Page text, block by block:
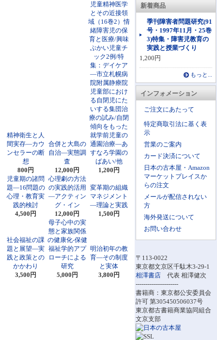
新着商品
季刊障害者問題研究(91
号・1997年11月・25巻
3)特集・障害児教育の
実践と授業づくり
1,200円
もっと...
インフォメーション
ご注文にあたって
特定商取引法に基く表
示
営業のご案内
カード決済について
日本の古本屋・Amazon
マーケットプレイスか
らの注文
メールが配信されない
方
海外発送について
お問い合わせ
〒113-0022
東京都文京区千駄木3-29-1
相澤書店 代表 相澤健次
----------------------
書籍商：東京都公安委員会
許可 第305450506037号
東京都古書籍商業協同組合
文京支部
精神衛生と人
間実存―カウ
ンセラーの断
想
800円
合併と大島の
自治―実態調
査
12,000円
児童精神医学
とその近接領
域（16巻2）情
緒障害児の保
育と医療/興味
ぶかい児童チ
ック2例/特
集：デイケア
―市立札幌病
院附属静療院
児童部におけ
る自閉児にた
いする集団治
療の試み/自閉
傾向をもった
就学前児童の
通園治療―あ
すなろ学園の
ばあい/他
1,200円
児童期の諸問
題―16問題の
心理・教育実
践的検討
4,500円
心理劇の方法
の実践的活用
―アクティン
グ・イン
12,000円
変革期の組織
マネジメント
―理論と実践
1,500円
社会福祉の課
題と展望―実
践と政策との
かかわり
3,500円
母子心中の実
態と家族関係
の健康化-保健
福祉学的アプ
ローチによる
研究
5,000円
明治初年の教
育―その制度
と実体
3,800円